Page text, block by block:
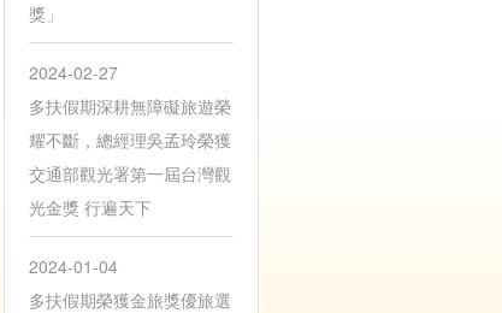
獎」
2024-02-27
多扶假期深耕無障礙旅遊榮
耀不斷，總經理吳孟玲榮獲
交通部觀光署第一屆台灣觀
光金獎 行遍天下
2024-01-04
多扶假期榮獲金旅獎優旅選